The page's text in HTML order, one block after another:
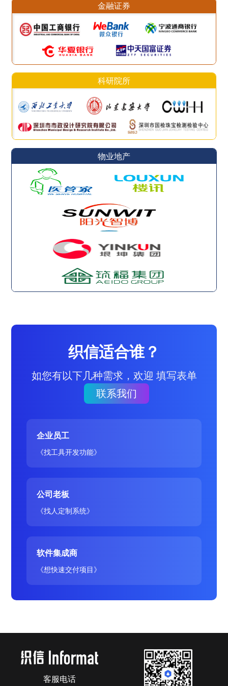
金融证券
科研院所
物业地产
织信适合谁？
如您有以下几种需求，欢迎 填写表单
联系我们
企业员工
《找工具开发功能》
公司老板
《找人定制系统》
软件集成商
《想快速交付项目》
客服电话